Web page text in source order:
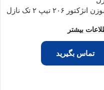
انژکتور ۲۰۶ تیپ ۲ تک نازل
بیشتر
تماس بگیرید